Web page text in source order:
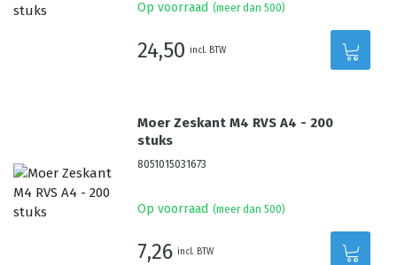
Op voorraad (meer dan 500)
24,50 incl. BTW
Moer Zeskant M4 RVS A4 - 200
stuks
8051015031673
Op voorraad (meer dan 500)
7,26 incl. BTW